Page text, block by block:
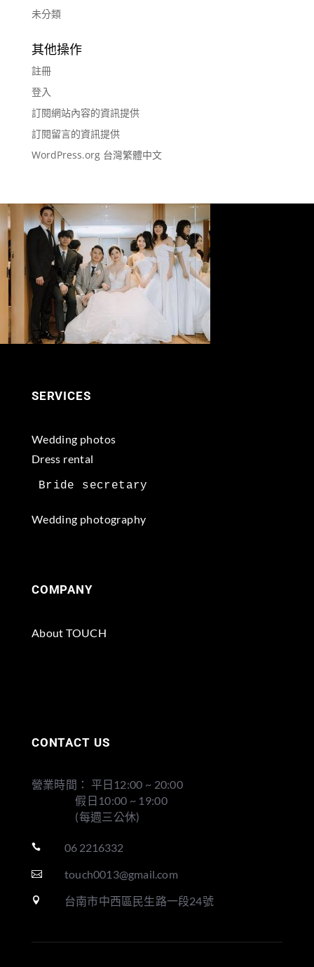
未分類
其他操作
註冊
登入
訂閱網站內容的資訊提供
訂閱留言的資訊提供
WordPress.org 台灣繁體中文
SERVICES
Wedding photos
Dress rental
Wedding photography
COMPANY
About TOUCH
CONTACT US
營業時間： 平日12:00 ~ 20:00
假日10:00 ~ 19:00
(每週三公休)
 06 2216332
 touch0013@gmail.com
 台南市中西區民生路一段24號